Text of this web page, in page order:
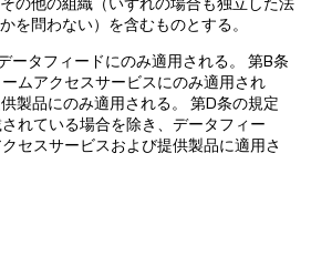
を問わない）を含むものとする。
ータフィードにのみ適用される。 第B条
ムアクセスサービスにのみ適用され
製品にのみ適用される。 第D条の規定
れている場合を除き、データフィー
セスサービスおよび提供製品に適用さ